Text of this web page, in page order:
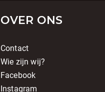
OVER ONS
Contact
Wie zijn wij?
Facebook
Instagram